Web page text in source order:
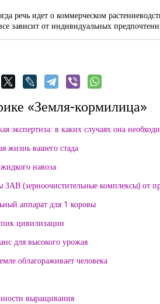
речь идет о коммерческом
зависит от индивидуальных
«Земля-кормилица»
экспертиза: в каких случаях она
жизнь вашего стада
навоза
ЗАВ (зерноочистительные комплексы) от
аппарат для 1 коровы
цивилизации
для высокого урожая
облагораживает человека
выращивания